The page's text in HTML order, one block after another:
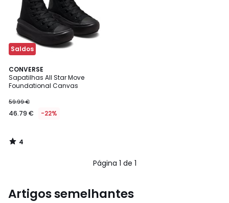
Saldos
CONVERSE
Sapatilhas All Star Move
Foundational Canvas
59.99 €
46.79 € -22%
4
/
5
4
/
Página 1 de 1
Artigos semelhantes